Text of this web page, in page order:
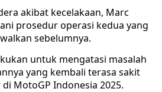
akibat kecelakaan, Marc
prosedur operasi kedua yang
sebelumnya.
untuk mengatasi masalah
yang kembali terasa sakit
MotoGP Indonesia 2025.